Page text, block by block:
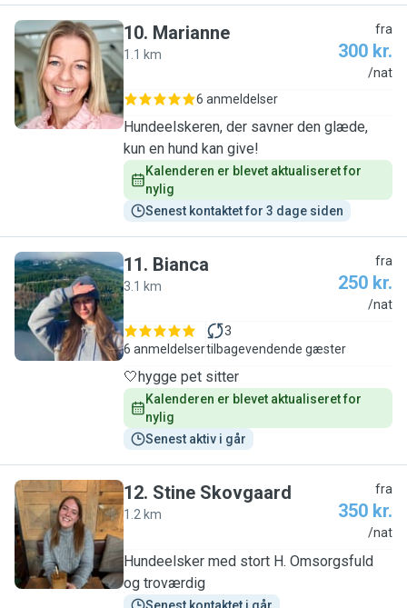
M
10. Marianne
1.1 km
fra
300 kr.
/nat
6 anmeldelser
Hundeelskeren, der savner den glæde,
kun en hund kan give!
Kalenderen er blevet aktualiseret for
nylig
Senest kontaktet for 3 dage siden
B
11. Bianca
3.1 km
fra
250 kr.
/nat
6 anmeldelser
3
tilbagevendende gæster
🤍hygge pet sitter
Kalenderen er blevet aktualiseret for
nylig
Senest aktiv i går
S
12. Stine Skovgaard
1.2 km
fra
350 kr.
/nat
Hundeelsker med stort H. Omsorgsfuld
og troværdig